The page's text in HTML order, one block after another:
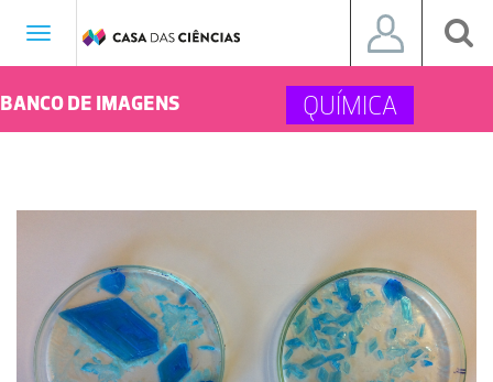
Toggle
BANCO DE IMAGENS QUÍMICA